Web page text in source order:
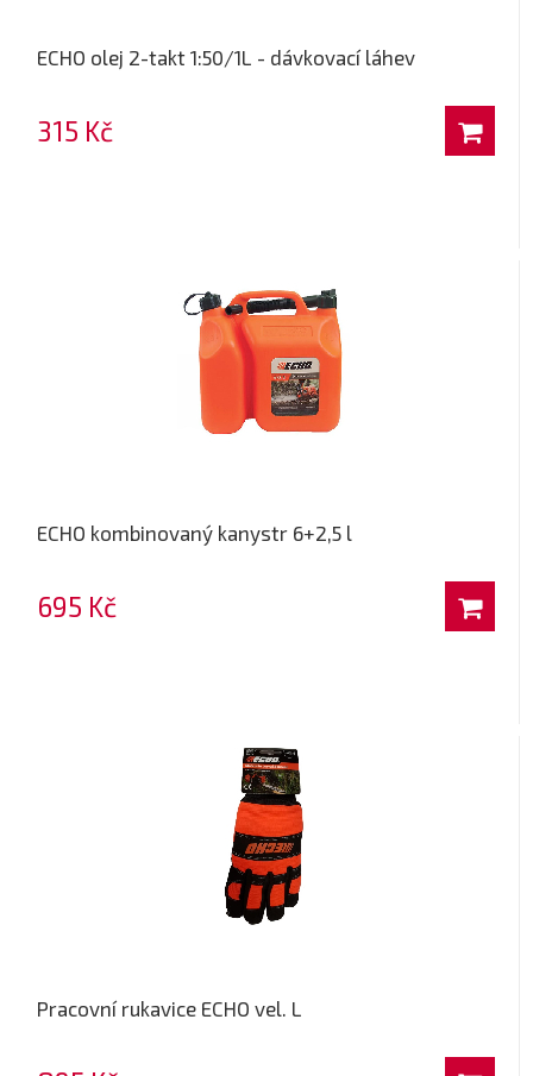
ECHO olej 2-takt 1:50/1L - dávkovací láhev
315 Kč
ECHO kombinovaný kanystr 6+2,5 l
695 Kč
Pracovní rukavice ECHO vel. L